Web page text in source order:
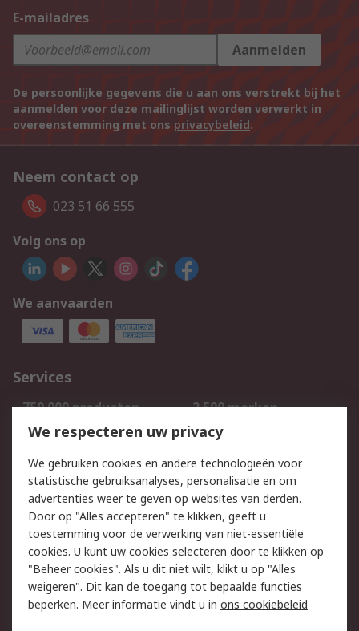
E-mailadres
Aanmelden
De persoonlijke gegevens die u aan ons verstrekt bij het
aanmelden voor deze mailinglijst worden verwerkt in
overeenstemming met ons privacybeleid.
Neem contact op
023 51 66 555
Volg ons op
We aanvaarden
Services
750.000 producten
2.500 merken
Bestellen
Inkoopoplossingen
Track & Trace
Wettelijk
Cookiebeleid
Email veiligheid
Privacybeleid
Websitevoorwaarden
Algemene
verkoopvoorwaarden
We respecteren uw privacy
We gebruiken cookies en andere technologieën voor
statistische gebruiksanalyses, personalisatie en om
advertenties weer te geven op websites van derden.
Door op "Alles accepteren" te klikken, geeft u
toestemming voor de verwerking van niet-essentiële
cookies. U kunt uw cookies selecteren door te klikken op
"Beheer cookies". Als u dit niet wilt, klikt u op "Alles
weigeren". Dit kan de toegang tot bepaalde functies
beperken. Meer informatie vindt u in ons cookiebeleid